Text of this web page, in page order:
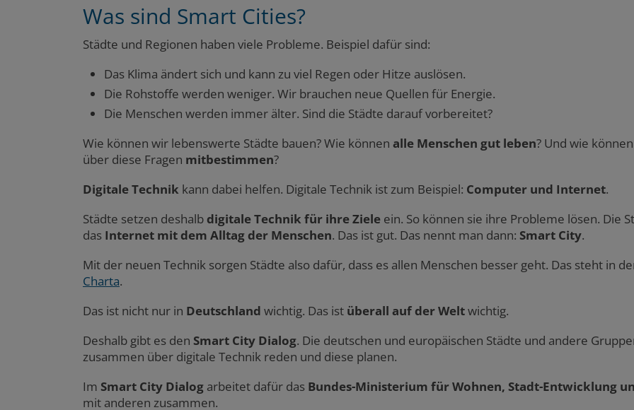
Was sind Smart Cities?
Städte und Regionen haben viele Probleme. Beispiel dafür sind:
Das Klima ändert sich und kann zu viel Regen oder Hitze auslösen.
Die Rohstoffe werden weniger. Wir brauchen neue Quellen für Energie.
Die Menschen werden immer älter. Sind die Städte darauf vorbereitet?
Wie können wir lebenswerte Städte bauen? Wie können alle Menschen gut leben? Und wie
über diese Fragen mitbestimmen?
Digitale Technik kann dabei helfen. Digitale Technik ist zum Beispiel: Computer und Internet.
Städte setzen deshalb digitale Technik für ihre Ziele ein. So können sie ihre Probleme lösen. Die
das Internet mit dem Alltag der Menschen. Das ist gut. Das nennt man dann: Smart City.
Mit der neuen Technik sorgen Städte also dafür, dass es allen Menschen besser geht. Das steht in
Charta.
Das ist nicht nur in Deutschland wichtig. Das ist überall auf der Weltwichtig.
Deshalb gibt es den Smart City Dialog. Die deutschen und europäischen Städte und andere
zusammen über digitale Technik reden und diese planen.
Im Smart City Dialog arbeitet dafür das Bundes-Ministerium für Wohnen, Stadt-Entwicklung
mit anderen zusammen.